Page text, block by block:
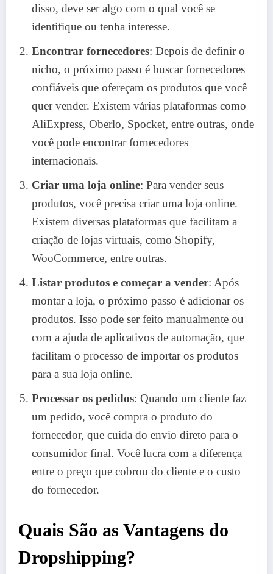
disso, deve ser algo com o qual você se
identifique ou tenha interesse.
Encontrar fornecedores: Depois de definir o
nicho, o próximo passo é buscar fornecedores
confiáveis que ofereçam os produtos que você
quer vender. Existem várias plataformas como
AliExpress, Oberlo, Spocket, entre outras, onde
você pode encontrar fornecedores
internacionais.
Criar uma loja online: Para vender seus
produtos, você precisa criar uma loja online.
Existem diversas plataformas que facilitam a
criação de lojas virtuais, como Shopify,
WooCommerce, entre outras.
Listar produtos e começar a vender: Após
montar a loja, o próximo passo é adicionar os
produtos. Isso pode ser feito manualmente ou
com a ajuda de aplicativos de automação, que
facilitam o processo de importar os produtos
para a sua loja online.
Processar os pedidos: Quando um cliente faz
um pedido, você compra o produto do
fornecedor, que cuida do envio direto para o
consumidor final. Você lucra com a diferença
entre o preço que cobrou do cliente e o custo
do fornecedor.
Quais São as Vantagens do
Dropshipping?